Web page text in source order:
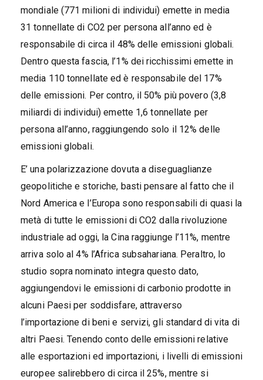
mondiale (771 milioni di individui) emette in media
31 tonnellate di CO2 per persona all’anno ed è
responsabile di circa il 48% delle emissioni globali.
Dentro questa fascia, l’1% dei ricchissimi emette in
media 110 tonnellate ed è responsabile del 17%
delle emissioni. Per contro, il 50% più povero (3,8
miliardi di individui) emette 1,6 tonnellate per
persona all’anno, raggiungendo solo il 12% delle
emissioni globali.
E’ una polarizzazione dovuta a diseguaglianze
geopolitiche e storiche, basti pensare al fatto che il
Nord America e l’Europa sono responsabili di quasi la
metà di tutte le emissioni di CO2 dalla rivoluzione
industriale ad oggi, la Cina raggiunge l’11%, mentre
arriva solo al 4% l’Africa subsahariana. Peraltro, lo
studio sopra nominato integra questo dato,
aggiungendovi le emissioni di carbonio prodotte in
alcuni Paesi per soddisfare, attraverso
l’importazione di beni e servizi, gli standard di vita di
altri Paesi. Tenendo conto delle emissioni relative
alle esportazioni ed importazioni, i livelli di emissioni
europee salirebbero di circa il 25%, mentre si